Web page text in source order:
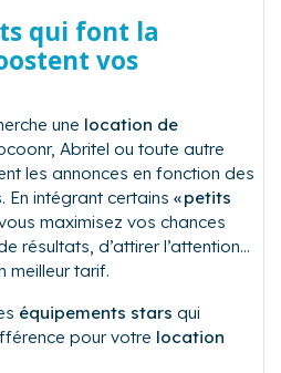
qui font la
vos
une location de
Abritel ou toute autre
les annonces en fonction des
. En intégrant certains « petits
maximisez vos chances
résultats, d’attirer l’attention…
meilleur tarif.
équipements stars qui
pour votre location